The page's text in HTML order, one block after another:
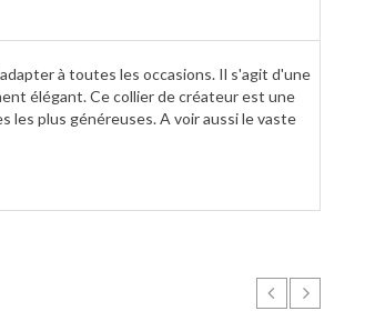
à toutes les occasions. Il s'agit d'une
élégant. Ce collier de créateur est une
les plus généreuses. A voir aussi le vaste